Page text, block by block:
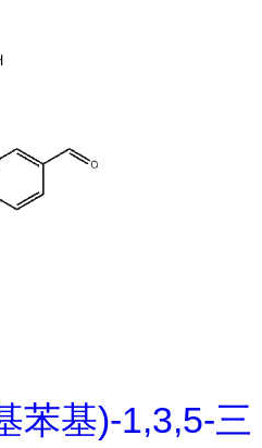
苯基)-1,3,5-三